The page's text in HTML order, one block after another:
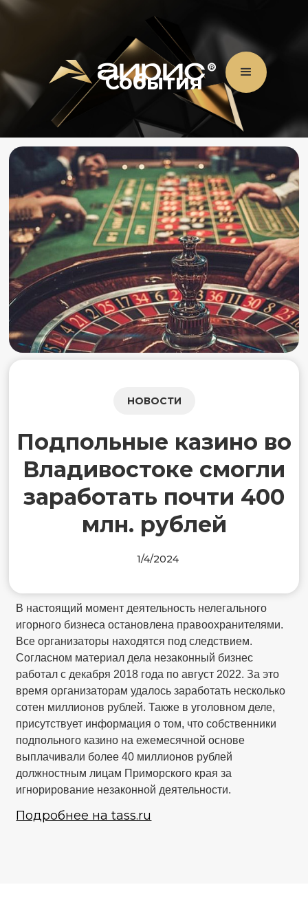
События
НОВОСТИ
Подпольные казино во
Владивостоке смогли
заработать почти 400
млн. рублей
1/4/2024
В настоящий момент деятельность нелегального
игорного бизнеса остановлена правоохранителями.
Все организаторы находятся под следствием.
Согласном материал дела незаконный бизнес
работал с декабря 2018 года по август 2022. За это
время организаторам удалось заработать несколько
сотен миллионов рублей. Также в уголовном деле,
присутствует информация о том, что собственники
подпольного казино на ежемесячной основе
выплачивали более 40 миллионов рублей
должностным лицам Приморского края за
игнорирование незаконной деятельности.
Подробнее на tass.ru